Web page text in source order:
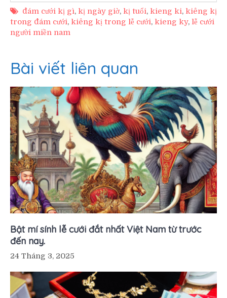
đám cưới kị gì, kị ngày giờ, kị tuổi, kieng ki, kiêng kị
trong đám cưới, kiêng kị trong lễ cưới, kieng ky, lễ cưới
người miền nam
Bài viết liên quan
Bật mí sính lễ cưới đắt nhất Việt Nam từ trước
đến nay.
24 Tháng 3, 2025